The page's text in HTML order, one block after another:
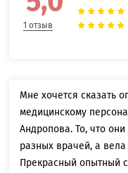
1 отзыв
Мне хочется сказать
медицинскому
Андропова. То, что
разных врачей, а
Прекрасный опытный